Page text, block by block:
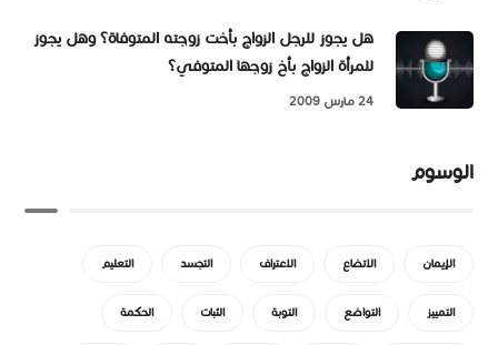
هل يجوز للرجل الزواج بأخت زوجته المتوفاة؟ وهل يجوز
للمرأة الزواج بأخ زوجها المتوفي؟
24 مارس 2009
الوسوم
الإيمان الاتضاع الاعتراف التجسد التعليم
التمييز التواضع التوبة الثبات الحكمة